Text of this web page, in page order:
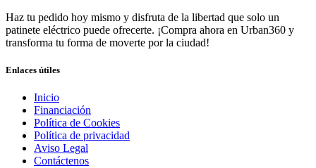
Haz tu pedido hoy mismo y disfruta de la libertad que solo un
patinete eléctrico puede ofrecerte. ¡Compra ahora en Urban360 y
transforma tu forma de moverte por la ciudad!
Enlaces útiles
Inicio
Financiación
Política de Cookies
Política de privacidad
Aviso Legal
Contáctenos